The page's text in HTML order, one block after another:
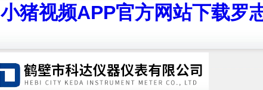
猪视频APP官方网站下载罗